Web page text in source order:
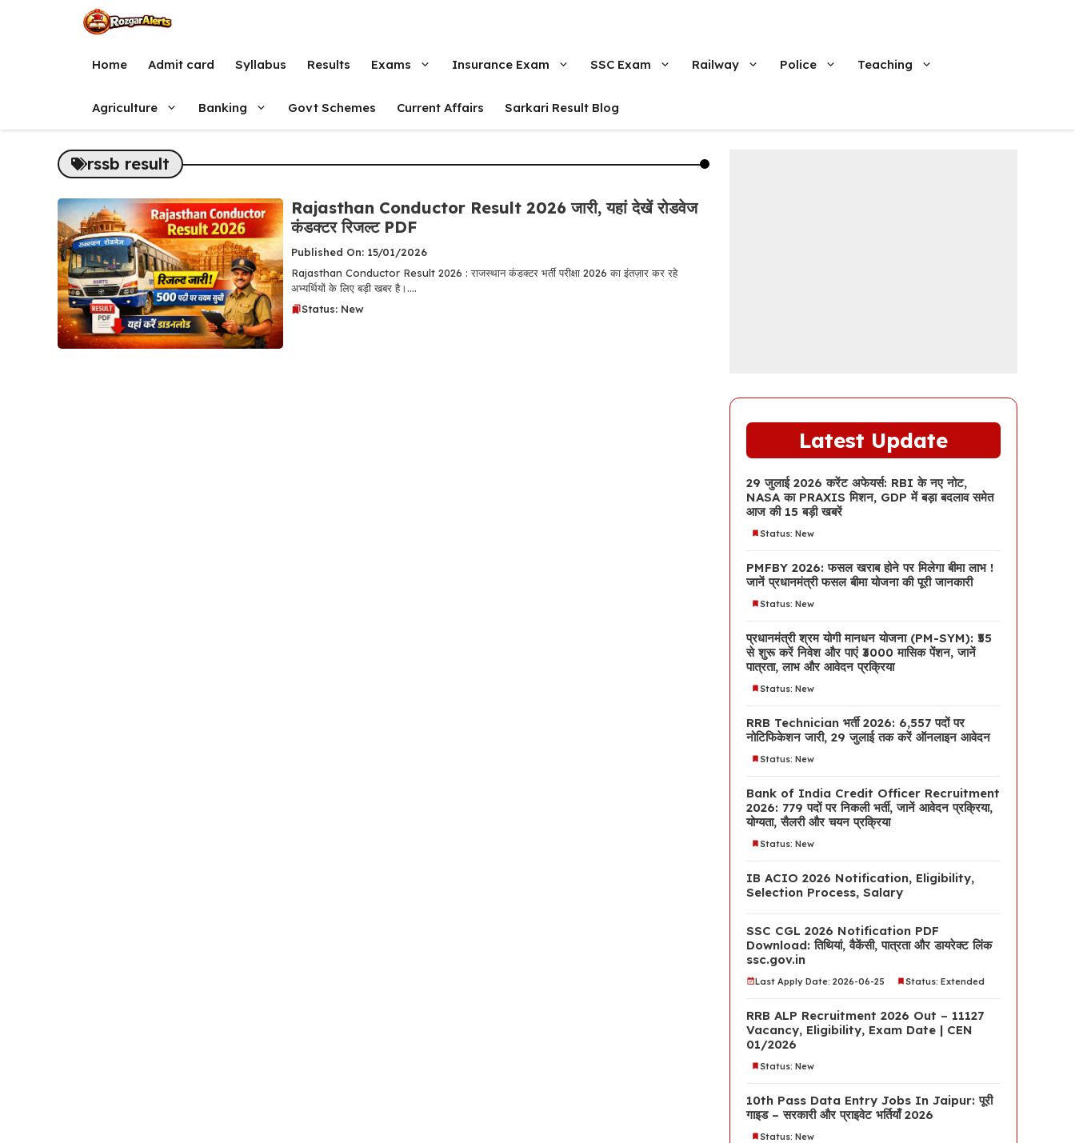
Home
Admit card Syllabus Results Exams Insurance Exam SSC Exam Railway Police Teaching
Agriculture Banking Govt Schemes Current Affairs Sarkari Result Blog
rssb result
Rajasthan Conductor Result 2026 जारी, यहां देखें रोडवेज
कंडक्टर रिजल्ट PDF
Published On: 15/01/2026
Rajasthan Conductor Result 2026 : राजस्थान कंडक्टर भर्ती परीक्षा 2026 का इंतज़ार कर रहे
अभ्यर्थियों के लिए बड़ी खबर है।....
Status: New
Latest Update
29 जुलाई 2026 करेंट अफेयर्स: RBI के नए नोट,
NASA का PRAXIS मिशन, GDP में बड़ा बदलाव समेत
आज की 15 बड़ी खबरें
Status: New
PMFBY 2026: फसल खराब होने पर मिलेगा बीमा लाभ !
जानें प्रधानमंत्री फसल बीमा योजना की पूरी जानकारी
Status: New
प्रधानमंत्री श्रम योगी मानधन योजना (PM-SYM): ₹55
से शुरू करें निवेश और पाएं ₹3000 मासिक पेंशन, जानें
पात्रता, लाभ और आवेदन प्रक्रिया
Status: New
RRB Technician भर्ती 2026: 6,557 पदों पर
नोटिफिकेशन जारी, 29 जुलाई तक करें ऑनलाइन आवेदन
Status: New
Bank of India Credit Officer Recruitment
2026: 779 पदों पर निकली भर्ती, जानें आवेदन प्रक्रिया,
योग्यता, सैलरी और चयन प्रक्रिया
Status: New
IB ACIO 2026 Notification, Eligibility,
Selection Process, Salary
SSC CGL 2026 Notification PDF
Download: तिथियां, वैकेंसी, पात्रता और डायरेक्ट लिंक
ssc.gov.in
Last Apply Date: 2026-06-25 Status: Extended
RRB ALP Recruitment 2026 Out – 11127
Vacancy, Eligibility, Exam Date | CEN
01/2026
Status: New
10th Pass Data Entry Jobs In Jaipur: पूरी
गाइड – सरकारी और प्राइवेट भर्तियाँ 2026
Status: New